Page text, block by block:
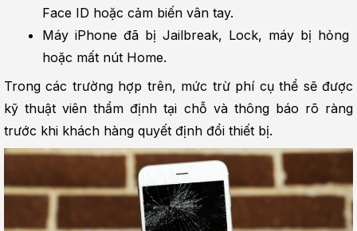
Face ID hoặc cảm biến vân tay.
Máy iPhone đã bị Jailbreak, Lock, máy bị hỏng
hoặc mất nút Home.
Trong các trường hợp trên, mức trừ phí cụ thể sẽ được
kỹ thuật viên thẩm định tại chỗ và thông báo rõ ràng
trước khi khách hàng quyết định đổi thiết bị.